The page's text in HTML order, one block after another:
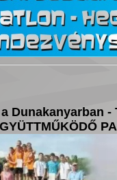
Dunakanyarban -